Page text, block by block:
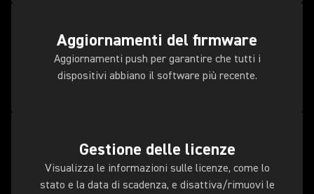
Aggiornamenti del firmware
Aggiornamenti push per garantire che tutti i
dispositivi abbiano il software più recente.
Gestione delle licenze
Visualizza le informazioni sulle licenze, come lo
stato e la data di scadenza, e disattiva/rimuovi le